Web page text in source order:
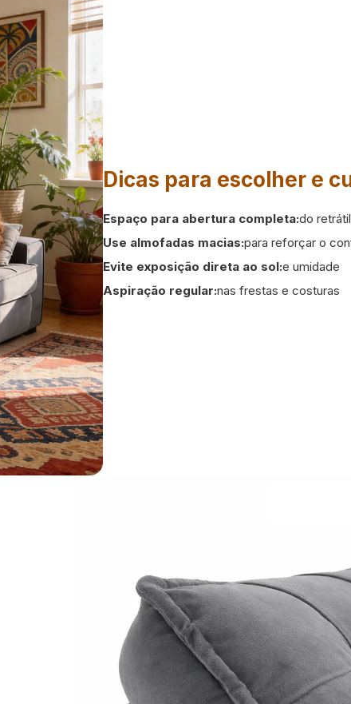
Dicas para escolher e
Espaço para abertura completa:do retrátil
Use almofadas macias:para reforçar o
Evite exposição direta ao sol:e umidade
Aspiração regular:nas frestas e costuras